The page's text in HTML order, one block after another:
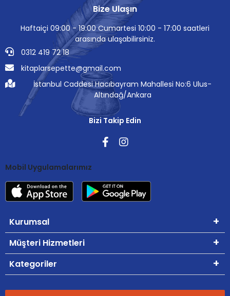
Bize Ulaşın
Haftaiçi 09:00 - 19:00 Cumartesi 10:00 - 17:00 saatleri
arasında ulaşabilirsiniz.
0312 419 72 18
kitaplarsepette@gmail.com
İstanbul Caddesi Hacıbayram Mahallesi No:6 Ulus-
Altındağ/Ankara
Bizi Takip Edin
Mobil Uygulamalarımız
Kurumsal
Müşteri Hizmetleri
Kategoriler